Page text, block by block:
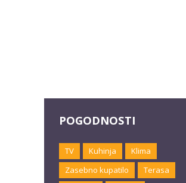
POGODNOSTI
TV Kuhinja
Klima
Zasebno kupatilo
Terasa